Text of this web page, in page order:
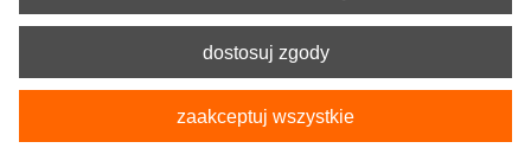
Rozdział 5. Dane osobowe
Pełne informacje o przetwarzaniu danych
osobowych klientów Sklepu, w tym na cele
prowadzenia Konta, znajdują się wPolityce
dostosuj zgody
zaakceptuj wszystkie